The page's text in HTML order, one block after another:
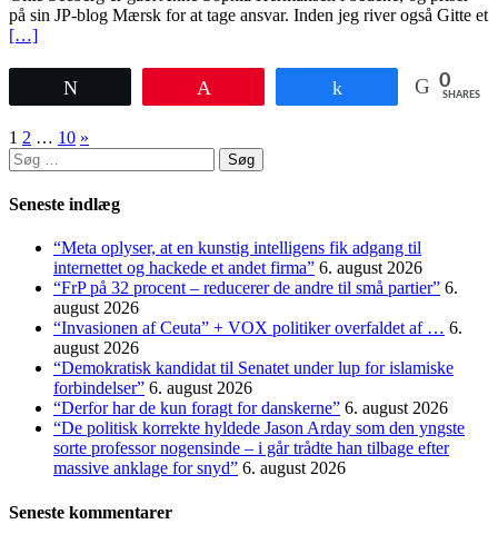
på sin JP-blog Mærsk for at tage ansvar. Inden jeg river også Gitte et
[…]
0
SHARES
Indlægsinddeling
1 2 … 10 »
Søg
efter:
Seneste indlæg
“Meta oplyser, at en kunstig intelligens fik adgang til
internettet og hackede et andet firma” 6. august 2026
“FrP på 32 procent – reducerer de andre til små partier” 6.
august 2026
“Invasionen af Ceuta” + VOX politiker overfaldet af … 6.
august 2026
“Demokratisk kandidat til Senatet under lup for islamiske
forbindelser” 6. august 2026
“Derfor har de kun foragt for danskerne” 6. august 2026
“De politisk korrekte hyldede Jason Arday som den yngste
sorte professor nogensinde – i går trådte han tilbage efter
massive anklage for snyd” 6. august 2026
Seneste kommentarer